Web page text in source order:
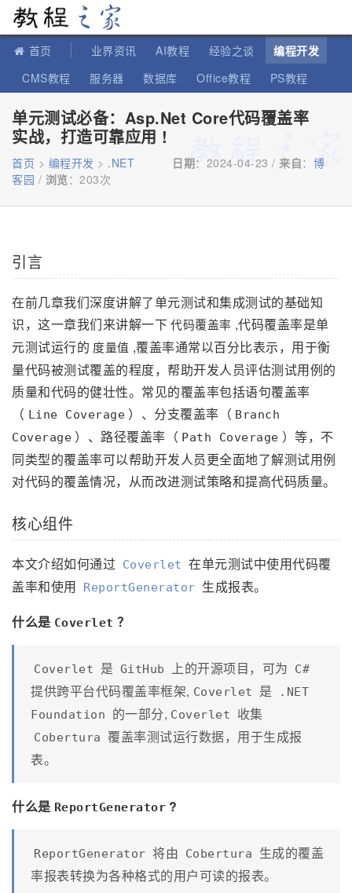
首页 业界资讯 AI教程 经验之谈
编程开发
CMS教程
服务器 数据库 Office教程
PS教程
单元测试必备：Asp.Net Core代码覆盖率
实战，打造可靠应用 !
首页 > 编程开发 > .NET 日期：2024-04-23 / 来自： 博
客园 / 浏览： 203次
引言
在前几章我们深度讲解了单元测试和集成测试的基础知
识，这一章我们来讲解一下 代码覆盖率 ,代码覆盖率是单
元测试运行的 度量值 ,覆盖率通常以百分比表示，用于衡
量代码被测试覆盖的程度，帮助开发人员评估测试用例的
质量和代码的健壮性。常见的覆盖率包括语句覆盖率
（ Line Coverage ）、分支覆盖率（ Branch
Coverage ）、路径覆盖率（ Path Coverage ）等，不
同类型的覆盖率可以帮助开发人员更全面地了解测试用例
对代码的覆盖情况，从而改进测试策略和提高代码质量。
核心组件
本文介绍如何通过 Coverlet 在单元测试中使用代码覆
盖率和使用
ReportGenerator 生成报表。
什么是 Coverlet ？
Coverlet 是 GitHub 上的开源项目，可为 C#
提供跨平台代码覆盖率框架, Coverlet 是
.NET
Foundation
的一部分, Coverlet 收集
Cobertura 覆盖率测试运行数据，用于生成报
表。
什么是 ReportGenerator ?
ReportGenerator 将由 Cobertura
生成的覆盖
率报表转换为各种格式的用户可读的报表。